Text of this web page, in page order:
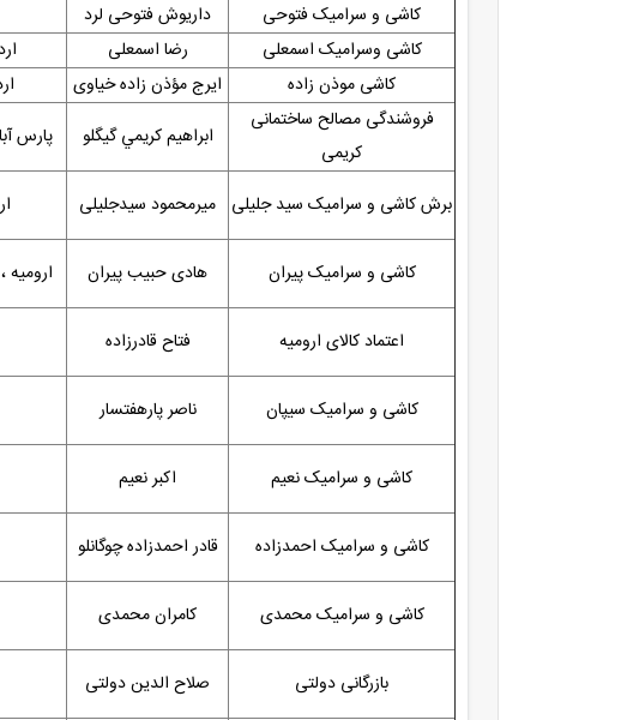
کاشی و سرامیک فتوحی
داریوش فتوحی لرد
کاشی وسرامیک اسمعلی
رضا اسمعلی
کاشی موذن زاده
ایرج مؤذن زاده خیاوی
فروشندگی مصالح ساختمانی
کریمی
ابراهيم كريمي گيگلو پارس
برش کاشی و سرامیک سید جلیلی میرمحمود سیدجلیلی
کاشی و سرامیک پیران هادی حبیب پیران ارومیه ، امام رضا 2 ، خیابان سعدی
اعتماد کالای ارومیه فتاح قادرزاده
کاشی و سرامیک سیپان ناصر پارهفتسار
کاشی و سرامیک نعیم اکبر نعیم
کاشی و سرامیک احمدزاده قادر احمدزاده چوگانلو
کاشی و سرامیک محمدی کامران محمدی
بازرگانی دولتی صلاح الدین دولتی